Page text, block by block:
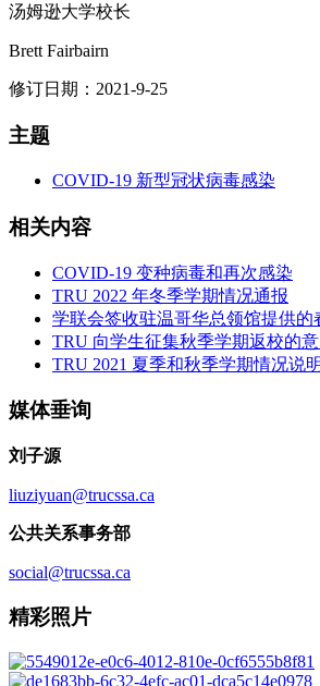
汤姆逊大学校长
Brett Fairbairn
修订日期：2021-9-25
主题
COVID-19 新型冠状病毒感染
相关内容
COVID-19 变种病毒和再次感染
TRU 2022 年冬季学期情况通报
学联会签收驻温哥华总领馆提供的
TRU 向学生征集秋季学期返校的
TRU 2021 夏季和秋季学期情况说
媒体垂询
刘子源
liuziyuan@trucssa.ca
公共关系事务部
social@trucssa.ca
精彩照片